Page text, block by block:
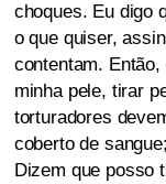
choques. Eu digo
o que quiser,
contentam.
minha pele, tirar
torturadores
coberto de
Dizem que posso